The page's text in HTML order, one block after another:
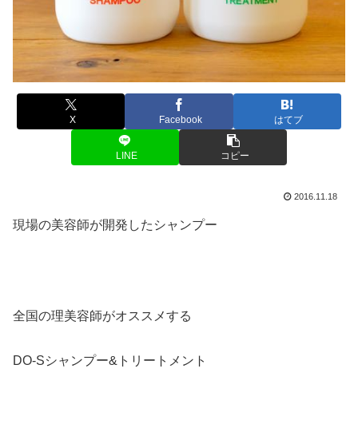
X Facebook はてブ
LINE コピー
2016.11.18
現場の美容師が開発したシャンプー
全国の理美容師がオススメする
DO-Sシャンプー&トリートメント